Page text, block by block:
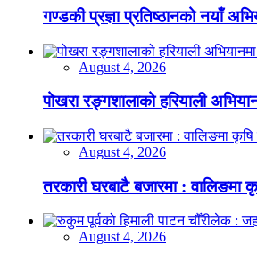
गण्डकी प्रज्ञा प्रतिष्ठानको नयाँ
August 4, 2026
पोखरा रङ्गशालाको हरियाली
August 4, 2026
तरकारी घरबाटै बजारमा : वालिङमा
August 4, 2026